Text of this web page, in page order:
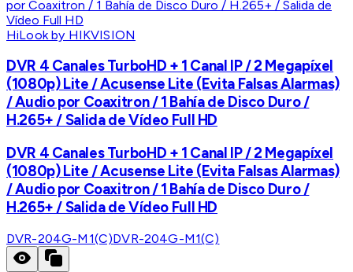
HiLook by HIKVISION
DVR 4 Canales TurboHD + 1 Canal IP / 2 Megapíxel
(1080p) Lite / Acusense Lite (Evita Falsas Alarmas)
/ Audio por Coaxitron / 1 Bahía de Disco Duro /
H.265+ / Salida de Vídeo Full HD
DVR 4 Canales TurboHD + 1 Canal IP / 2 Megapíxel
(1080p) Lite / Acusense Lite (Evita Falsas Alarmas)
/ Audio por Coaxitron / 1 Bahía de Disco Duro /
H.265+ / Salida de Vídeo Full HD
DVR-204G-M1(C)DVR-204G-M1(C)